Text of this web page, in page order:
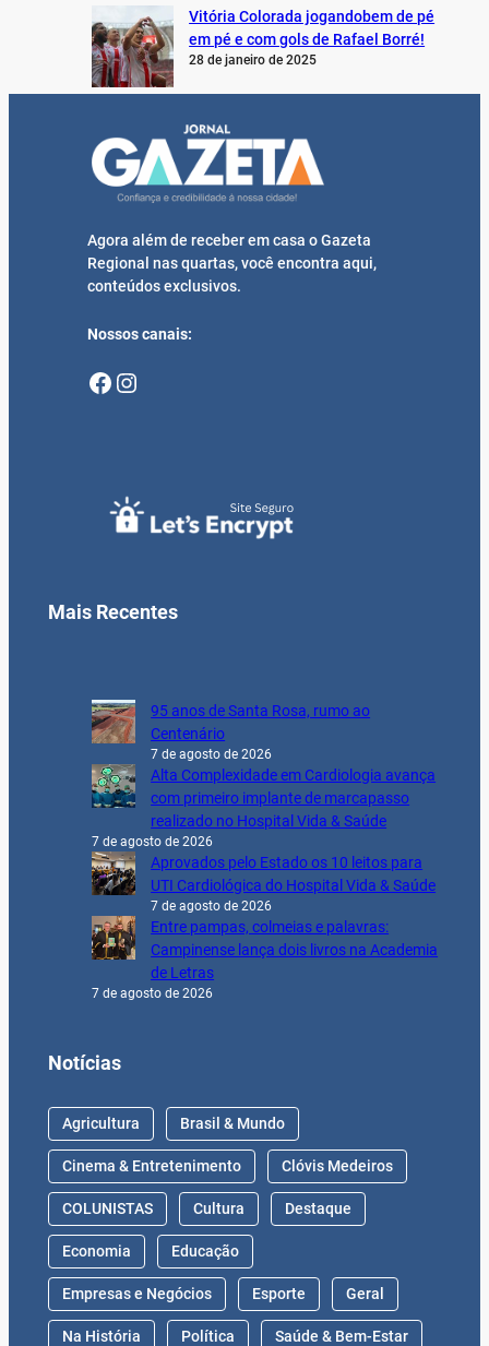
Vitória Colorada jogandobem de pé
em pé e com gols de Rafael Borré!
28 de janeiro de 2025
Agora além de receber em casa o Gazeta
Regional nas quartas, você encontra aqui,
conteúdos exclusivos.
Nossos canais:
Facebook Instagram
Mais Recentes
95 anos de Santa Rosa, rumo ao
Centenário
7 de agosto de 2026
Alta Complexidade em Cardiologia avança
com primeiro implante de marcapasso
realizado no Hospital Vida & Saúde
7 de agosto de 2026
Aprovados pelo Estado os 10 leitos para
UTI Cardiológica do Hospital Vida & Saúde
7 de agosto de 2026
Entre pampas, colmeias e palavras:
Campinense lança dois livros na Academia
de Letras
7 de agosto de 2026
Notícias
Agricultura Brasil & Mundo
Cinema & Entretenimento Clóvis Medeiros
COLUNISTAS Cultura Destaque
Economia Educação
Empresas e Negócios Esporte Geral
Na História Política Saúde & Bem-Estar